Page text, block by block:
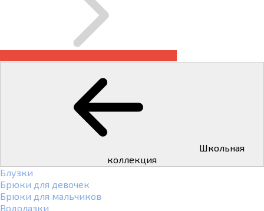
коллекция
Блузки
Брюки для девочек
Брюки для мальчиков
Водолазки